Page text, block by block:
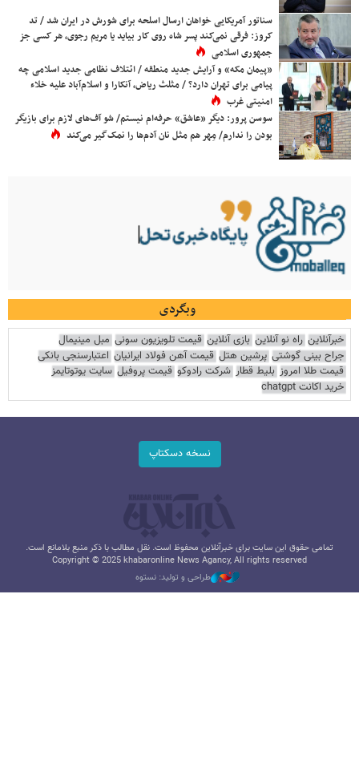
سناتور آمریکایی خواهان ارسال اسلحه برای شورش در ایران شد / تد
کروز: فرقی نمی‌کند پسر شاه روی کار بیاید یا مریم رجوی، هر کسی جز
جمهوری اسلامی
«پیمان مکه» و آرایش جدید منطقه / ائتلاف نظامی جدید اسلامی چه
پیامی برای تهران دارد؟ / مثلث ریاض، آنکارا و اسلام‌آباد علیه خلاء
امنیتی غرب
سوسن پرور: دیگر «عاشق» حرفه‌ام نیستم/ شو آف‌های لازم برای بازیگر
بودن را ندارم/ مِهر هم مثل نان آدم‌ها را نمک‌گیر می‌کند
وبگردی
خبرآنلاین راه نو آنلاین بازی آنلاین قیمت تلویزیون سونی مبل مینیمال
جراح بینی گوشتی پرشین هتل قیمت آهن فولاد ایرانیان اعتبارسنجی بانکی
قیمت طلا امروز بلیط قطار شرکت رادوکو قیمت پروفیل سایت یوتوتایمز
خرید اکانت chatgpt
نسخه دسکتاپ
تمامی حقوق این سایت برای خبرآنلاین محفوظ است. نقل مطالب با ذکر منبع بلامانع است.
Copyright © 2025 khabaronline News Agancy, All rights reserved
طراحی و تولید: نستوه